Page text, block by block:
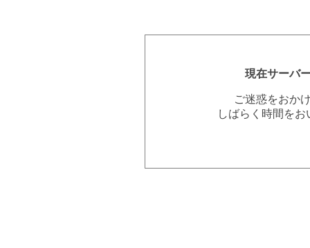
現在サーバ
ご迷惑をおか
しばらく時間を